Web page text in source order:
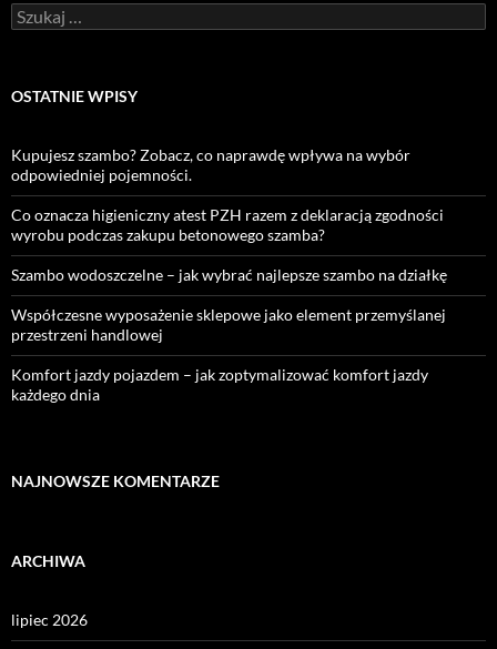
Szukaj:
OSTATNIE WPISY
Kupujesz szambo? Zobacz, co naprawdę wpływa na wybór
odpowiedniej pojemności.
Co oznacza higieniczny atest PZH razem z deklaracją zgodności
wyrobu podczas zakupu betonowego szamba?
Szambo wodoszczelne – jak wybrać najlepsze szambo na działkę
Współczesne wyposażenie sklepowe jako element przemyślanej
przestrzeni handlowej
Komfort jazdy pojazdem – jak zoptymalizować komfort jazdy
każdego dnia
NAJNOWSZE KOMENTARZE
ARCHIWA
lipiec 2026